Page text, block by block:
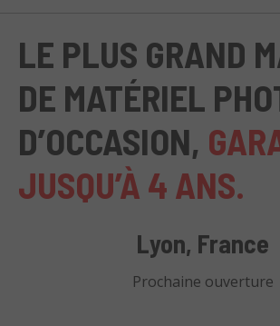
LE PLUS GRAND
DE MATÉRIEL
D’OCCASION,
JUSQU’À 4 ANS.
Lyon, France
Prochaine ouverture